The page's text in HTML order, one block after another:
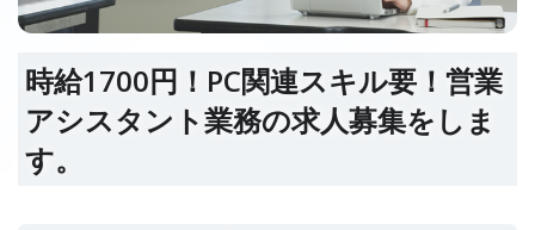
時給1700円！PC関連スキル要！営業
アシスタント業務の求人募集をしま
す。